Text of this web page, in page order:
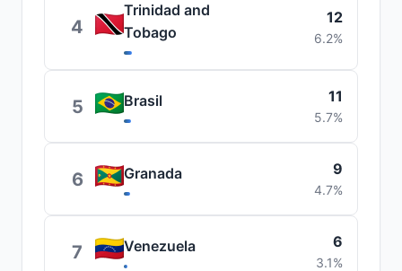
4
Trinidad and
Tobago
12
6.2%
5 Brasil 11
5.7%
6 Granada 9
4.7%
7 Venezuela 6
3.1%